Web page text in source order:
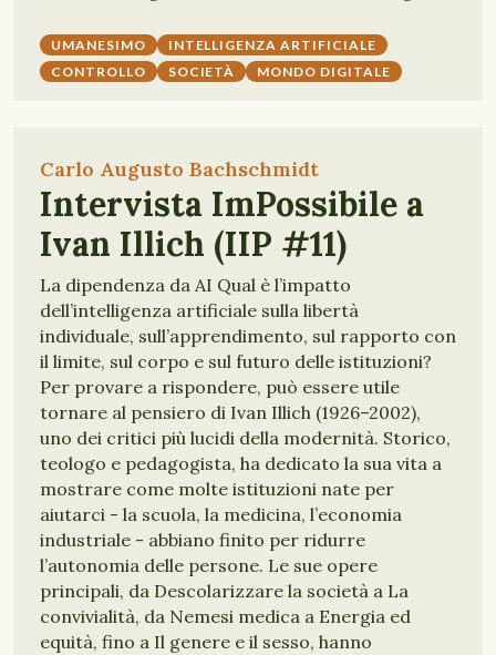
UMANESIMO
INTELLIGENZA ARTIFICIALE
CONTROLLO
SOCIETÀ MONDO DIGITALE
Carlo Augusto Bachschmidt
Intervista ImPossibile a
Ivan Illich (IIP #11)
La dipendenza da AI Qual è l’impatto
dell’intelligenza artificiale sulla libertà
individuale, sull’apprendimento, sul rapporto con
il limite, sul corpo e sul futuro delle istituzioni?
Per provare a rispondere, può essere utile
tornare al pensiero di Ivan Illich (1926–2002),
uno dei critici più lucidi della modernità. Storico,
teologo e pedagogista, ha dedicato la sua vita a
mostrare come molte istituzioni nate per
aiutarci - la scuola, la medicina, l’economia
industriale - abbiano finito per ridurre
l’autonomia delle persone. Le sue opere
principali, da Descolarizzare la società a La
convivialità, da Nemesi medica a Energia ed
equità, fino a Il genere e il sesso, hanno